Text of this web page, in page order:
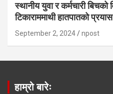
स्थानीय युवा र कर्मचारी बिचको
टिकाराममाथी हातपातको प्रयास
September 2, 2024 npost
हाम्रो बारेः